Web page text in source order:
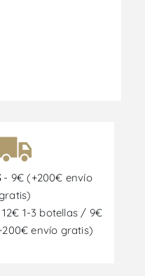
- 9€ (+200€ envío
1-3 botellas / 9€
envío gratis)